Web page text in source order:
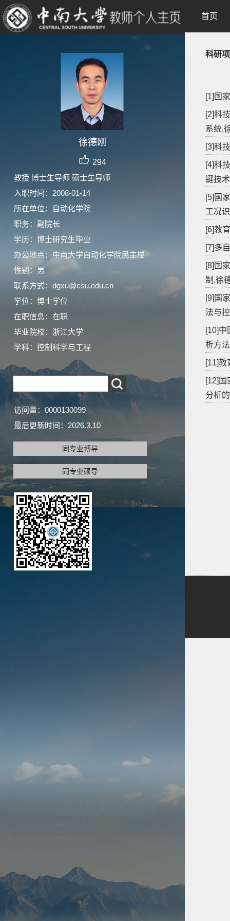
徐德刚
294
教授 博士生导师 硕士生导师
入职时间：2008-01-14
所在单位：自动化学院
职务：副院长
学历：博士研究生毕业
办公地点：中南大学自动化学院民主楼
性别：男
联系方式：dgxu@csu.edu.cn
学位：博士学位
在职信息：在职
毕业院校：浙江大学
学科：控制科学与工程
访问量： 0000130099
最后更新时间： 2026.3.10
同专业博导
同专业硕导
首页
科研
[1]国
[2]科
系统,
[3]科
[4]科
键技
[5]国
工况
[6]教
[7]多
[8]国
制,徐
[9]国
法与
[10]中
析方
[11]教
[12]国
分析